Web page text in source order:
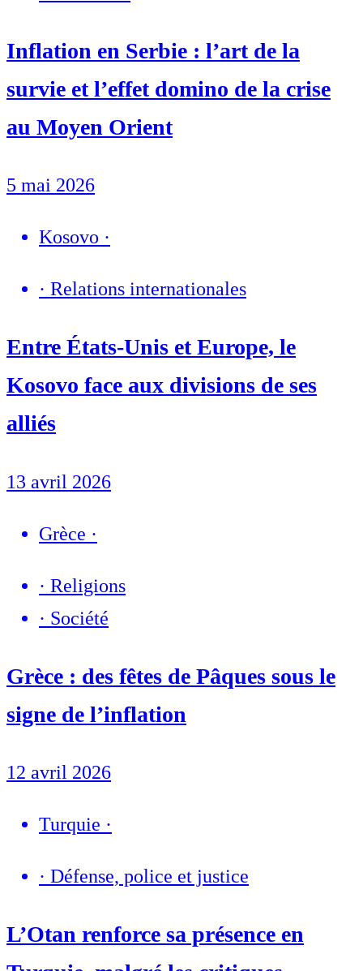
Inflation en Serbie : l’art de la
survie et l’effet domino de la crise
au Moyen Orient
5 mai 2026
Kosovo ·
· Relations internationales
Entre États-Unis et Europe, le
Kosovo face aux divisions de ses
alliés
13 avril 2026
Grèce ·
· Religions
· Société
Grèce : des fêtes de Pâques sous le
signe de l’inflation
12 avril 2026
Turquie ·
· Défense, police et justice
L’Otan renforce sa présence en